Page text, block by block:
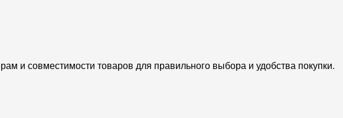
и совместимости товаров для правильного выбора и удобства покупки.